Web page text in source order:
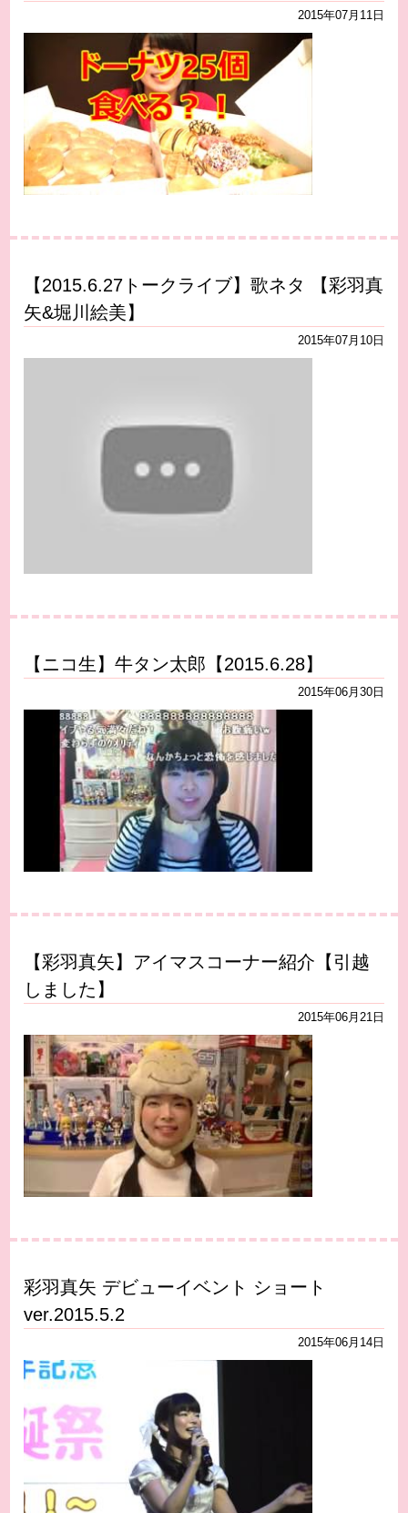
2015年07月11日
【2015.6.27トークライブ】歌ネタ 【彩羽真
矢&堀川絵美】
2015年07月10日
【ニコ生】牛タン太郎【2015.6.28】
2015年06月30日
【彩羽真矢】アイマスコーナー紹介【引越
しました】
2015年06月21日
彩羽真矢 デビューイベント ショート
ver.2015.5.2
2015年06月14日